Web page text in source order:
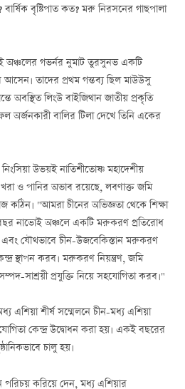
বৃষ্টিপাত কত? মরু নিরসনের গাছপালা
অঞ্চলের গভর্নর নুমাট তুরসুনভ একটি
আসেন। তাদের প্রথম গন্তব্য ছিল মাউউসু
অবস্থিত লিংউ বাইজিথান জাতীয় প্রকৃতি
অর্জনকারী বালির টিলা দেখে তিনি একের
উভয়ই নাতিশীতোষ্ণ মহাদেশীয়
ও পানির অভাব রয়েছে, লবণাক্ত জমি
কঠিন। "আমরা চীনের অভিজ্ঞতা থেকে শিক্ষা
নাভোই অঞ্চলে একটি মরুকরণ প্রতিরোধ
এবং যৌথভাবে চীন-উজবেকিস্তান মরুকরণ
স্থাপন করব। মরুকরণ নিয়ন্ত্রণ, জমি
সাশ্রয়ী প্রযুক্তি নিয়ে সহযোগিতা করব।"
এশিয়া শীর্ষ সম্মেলনে চীন-মধ্য এশিয়া
কেন্দ্র উদ্বোধন করা হয়। একই বছরের
চালু হয়।
পরিচয় করিয়ে দেন, মধ্য এশিয়ার